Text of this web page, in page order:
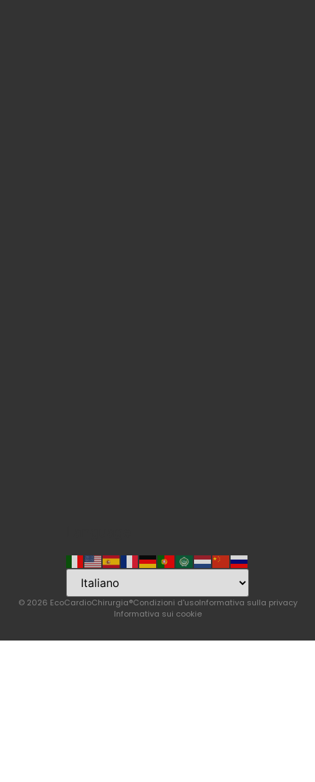
© 2026 EcoCardioChirurgia®Condizioni d'usoInformativa sulla privacy
Informativa sui cookie